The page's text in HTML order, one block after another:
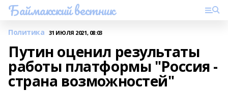
Баймакский вестник
Политика 31 ИЮЛЯ 2021, 08:03
Путин оценил результаты
работы платформы "Россия -
страна возможностей"